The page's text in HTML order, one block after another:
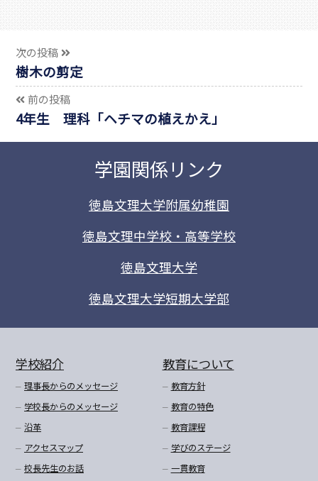
次の投稿
樹木の剪定
前の投稿
4年生 理科「ヘチマの植えかえ」
学園関係リンク
徳島文理大学附属幼稚園
徳島文理中学校・高等学校
徳島文理大学
徳島文理大学短期大学部
学校紹介
理事長からのメッセージ
学校長からのメッセージ
沿革
アクセスマップ
校長先生のお話
教育について
教育方針
教育の特色
教育課程
学びのステージ
一貫教育